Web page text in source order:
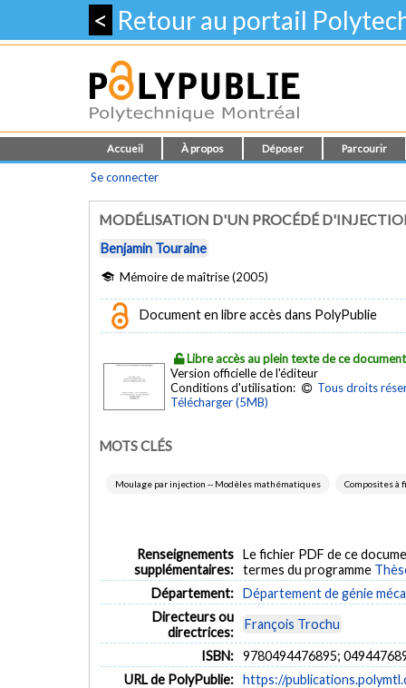
< Retour au portail
Accueil À propos Déposer Parcourir
Se connecter
MODÉLISATION D'UN PROCÉDÉ
Benjamin Touraine
Mémoire de maîtrise (2005)
Document en libre accès dans PolyPublie
Libre accès au plein texte de ce document
Version officielle de l'éditeur
Conditions d'utilisation:
Tous droits
Télécharger (5MB)
MOTS CLÉS
Moulage par injection -- Modèles mathématiques Composites à
Renseignements
supplémentaires:
Le fichier PDF de ce
termes du programme
Département: Département de génie
Directeurs ou
directrices:
François Trochu
ISBN: 9780494476895;
URL de PolyPublie: https://